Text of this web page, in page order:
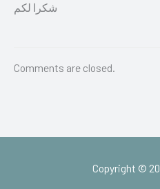
شكرا لكم
Comments are closed.